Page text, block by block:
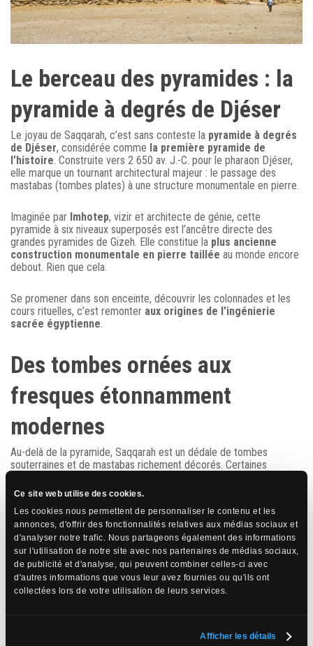
Ce site web utilise des cookies.
Les cookies nous permettent de personnaliser le contenu et les
annonces, d'offrir des fonctionnalités relatives aux médias sociaux et
d'analyser notre trafic. Nous partageons également des informations
sur l'utilisation de notre site avec nos partenaires de médias sociaux,
de publicité et d'analyse, qui peuvent combiner celles-ci avec
d'autres informations que vous leur avez fournies ou qu'ils ont
collectées lors de votre utilisation de leurs services.
Afficher les détails
Le berceau des pyramides : la
pyramide à degrés de Djéser
Le joyau de Saqqarah, c’est sans conteste la pyramide à degrés
de Djéser, considérée comme la première pyramide de
l’histoire . Construite vers 2 650 av. J.-C. pour le pharaon Djéser,
elle marque un tournant architectural majeur : le passage des
mastabas (tombes plates) à une structure monumentale en pierre.
Imaginée par Imhotep, vizir et architecte de génie, cette
pyramide à six niveaux superposés est l’ancêtre directe des
grandes pyramides de Gizeh. Elle constitue la plus ancienne
construction monumentale en pierre taillée au monde encore
debout. Rien que cela.
Se promener dans son enceinte, découvrir les colonnades et les
cours rituelles, c’est remonter aux origines de l’ingénierie
sacrée égyptienne
Des tombes ornées aux
fresques étonnamment
modernes
Au-delà de la pyramide, Saqqarah est un dédale de tombes
souterraines et de mastabas richement décorés. Certaines
incroyablement modernes par leur finesse et leur expressivité.
Le mastaba de Ti, un haut fonctionnaire de l’Ancien Empire,
présente des scènes de la vie quotidienne : pêche,
agriculture, musique, coiffure, banquets…
La tombe de Mehou
, ouverte au public seulement depuis
2018, dévoile des peintures d’une fraîcheur exceptionnelle,
avec des scènes intimes et dynamiques qui humanisent les
anciens Égyptiens.
Ces représentations nous rappellent que l’Égypte antique n’était
pas qu’un monde de dieux et de pharaons : c’était aussi une